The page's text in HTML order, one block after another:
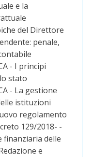
e la
del Direttore
penale,
- I principi
stato
- La gestione
istituzioni
regolamento
129/2018- -
finanziaria delle
e